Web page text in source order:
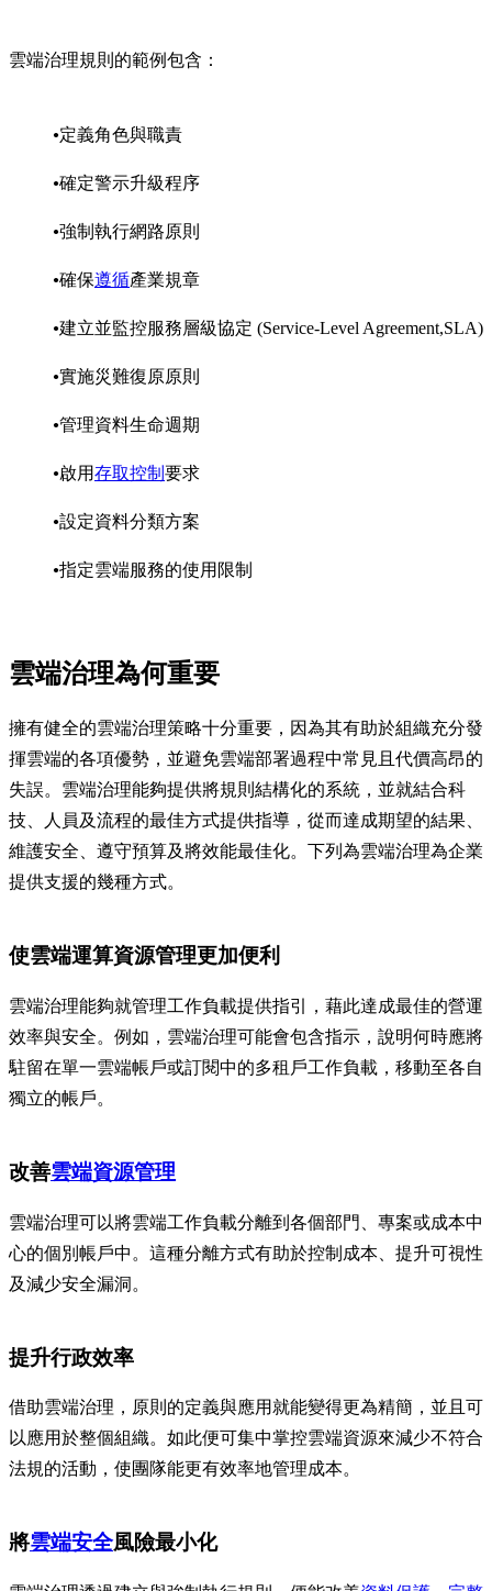
雲端治理規則的範例包含：
定義角色與職責
確定警示升級程序
強制執行網路原則
確保遵循產業規章
建立並監控服務層級協定 (Service-Level Agreement,SLA)
實施災難復原原則
管理資料生命週期
啟用存取控制 要求
設定資料分類方案
指定雲端服務的使用限制
雲端治理為何重要
擁有健全的雲端治理策略十分重要，因為其有助於組織充分發
揮雲端的各項優勢，並避免雲端部署過程中常見且代價高昂的
失誤。雲端治理能夠提供將規則結構化的系統，並就結合科
技、人員及流程的最佳方式提供指導，從而達成期望的結果、
維護安全、遵守預算及將效能最佳化。下列為雲端治理為企業
提供支援的幾種方式。
使雲端運算資源管理更加便利
雲端治理能夠就管理工作負載提供指引，藉此達成最佳的營運
效率與安全。例如，雲端治理可能會包含指示，說明何時應將
駐留在單一雲端帳戶或訂閱中的多租戶工作負載，移動至各自
獨立的帳戶。
改善雲端資源管理
雲端治理可以將雲端工作負載分離到各個部門、專案或成本中
心的個別帳戶中。這種分離方式有助於控制成本、提升可視性
及減少安全漏洞。
提升行政效率
借助雲端治理，原則的定義與應用就能變得更為精簡，並且可
以應用於整個組織。如此便可集中掌控雲端資源來減少不符合
法規的活動，使團隊能更有效率地管理成本。
將雲端安全風險最小化